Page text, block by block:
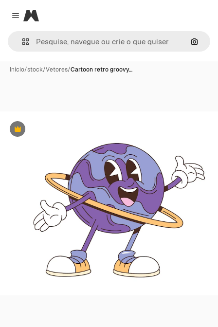
Close menu
Magnific
Início/stock/Vetores/Cartoon retro groovy…
Premium